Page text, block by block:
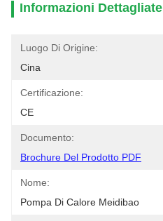
Informazioni Dettagliate
Luogo Di Origine:
Cina
Certificazione:
CE
Documento:
Brochure Del Prodotto PDF
Nome:
Pompa Di Calore Meidibao